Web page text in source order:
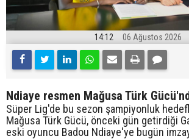
14:12 06 Ağustos 2026
Ndiaye resmen Mağusa Türk
Süper Lig'de bu sezon şampiyonluk
Mağusa Türk Gücü, önceki gün getirdiği
eski oyuncu Badou Ndiaye'ye bugün